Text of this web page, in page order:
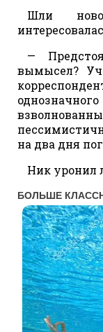
Шли
—
вымысел?
на два дня
Ник уронил